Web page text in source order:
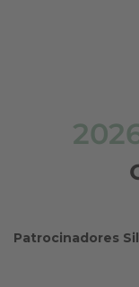
Patrocinadores